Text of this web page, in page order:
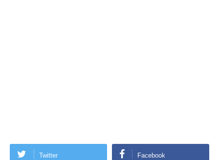
Twitter Facebook